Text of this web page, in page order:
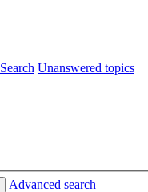
Search Unanswered topics
Advanced search